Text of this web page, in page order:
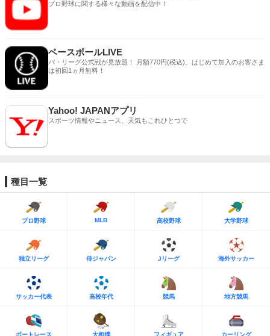
プロ野球に関する様々な動画を配信中！
ベースボールLIVE
パ・リーグ公式戦が見放題！ 月額770円(税込)。はじめて加入のお客さま
は初回1ヵ月無料！
Yahoo! JAPANアプリ
スポーツ情報やニュース、天気もこれひとつで
種目一覧
プロ野球 MLB 高校野球 大学野球
独立リーグ 侍ジャパン Jリーグ 海外サッカー
サッカー代表 高校年代 競馬 地方競馬
ボートレース 大相撲 フィギュア カーリング